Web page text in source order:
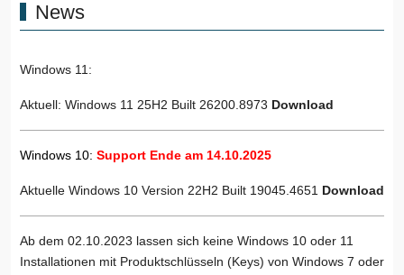
News
Windows 11:
Aktuell: Windows 11 25H2 Built 26200.8973 Download
Windows 10: Support Ende am 14.10.2025
Aktuelle Windows 10 Version 22H2 Built 19045.4651 Download
Ab dem 02.10.2023 lassen sich keine Windows 10 oder 11
Installationen mit Produktschlüsseln (Keys) von Windows 7 oder